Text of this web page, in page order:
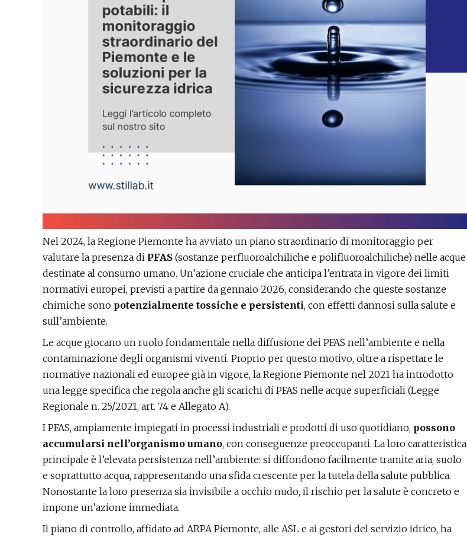
Nel 2024, la Regione Piemonte ha avviato un piano straordinario di monitoraggio per
valutare la presenza di PFAS (sostanze perfluoroalchiliche e polifluoroalchiliche) nelle acque
destinate al consumo umano. Un’azione cruciale che anticipa l’entrata in vigore dei limiti
normativi europei, previsti a partire da gennaio 2026, considerando che queste sostanze
chimiche sono potenzialmente tossiche e persistenti, con effetti dannosi sulla salute e
sull’ambiente.
Le acque giocano un ruolo fondamentale nella diffusione dei PFAS nell’ambiente e nella
contaminazione degli organismi viventi. Proprio per questo motivo, oltre a rispettare le
normative nazionali ed europee già in vigore, la Regione Piemonte nel 2021 ha introdotto
una legge specifica che regola anche gli scarichi di PFAS nelle acque superficiali (Legge
Regionale n. 25/2021, art. 74 e Allegato A).
I PFAS, ampiamente impiegati in processi industriali e prodotti di uso quotidiano, possono
accumularsi nell’organismo umano, con conseguenze preoccupanti. La loro caratteristica
principale è l’elevata persistenza nell’ambiente: si diffondono facilmente tramite aria, suolo
e soprattutto acqua, rappresentando una sfida crescente per la tutela della salute pubblica.
Nonostante la loro presenza sia invisibile a occhio nudo, il rischio per la salute è concreto e
impone un’azione immediata.
Il piano di controllo, affidato ad ARPA Piemonte, alle ASL e ai gestori del servizio idrico, ha